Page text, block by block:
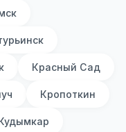
Красный Сад
Кропоткин